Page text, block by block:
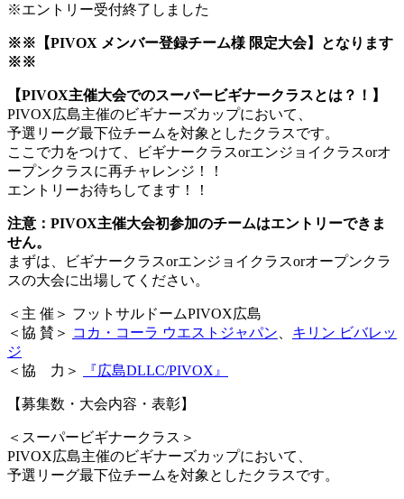
※エントリー受付終了しました
※※【PIVOX メンバー登録チーム様 限定大会】となります
※※
【PIVOX主催大会でのスーパービギナークラスとは？！】
PIVOX広島主催のビギナーズカップにおいて、
予選リーグ最下位チームを対象としたクラスです。
ここで力をつけて、ビギナークラスorエンジョイクラスorオ
ープンクラスに再チャレンジ！！
エントリーお待ちしてます！！
注意：PIVOX主催大会初参加のチームはエントリーできま
せん。
まずは、ビギナークラスorエンジョイクラスorオープンクラ
スの大会に出場してください。
＜主 催＞ フットサルドームPIVOX広島
＜協 賛＞ コカ・コーラ ウエストジャパン
キリン ビバレッ
ジ
＜協 力＞
『広島DLLC/PIVOX』
【募集数・大会内容・表彰】
＜スーパービギナークラス＞
PIVOX広島主催のビギナーズカップにおいて、
予選リーグ最下位チームを対象としたクラスです。